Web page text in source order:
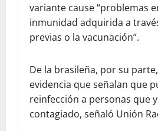
variante cause “problemas
inmunidad adquirida a
previas o la vacunación”.
De la brasileña, por su
evidencia que señalan que
reinfección a personas que
contagiado, señaló Unión